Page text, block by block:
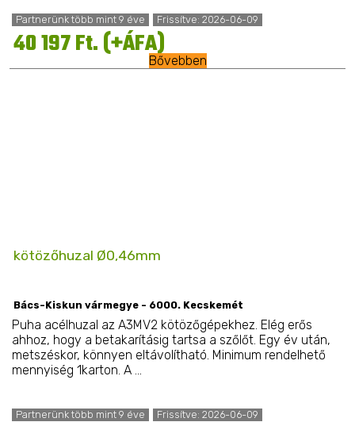
Partnerünk több mint 9 éve Frissítve: 2026-06-09
40 197 Ft. (+ÁFA)Bővebben
kötözőhuzal Ø0,46mm
Bács-Kiskun vármegye - 6000. Kecskemét
Puha acélhuzal az A3MV2 kötözőgépekhez. Elég erős
ahhoz, hogy a betakarításig tartsa a szőlőt. Egy év után,
metszéskor, könnyen eltávolítható. Minimum rendelhető
mennyiség 1karton. A ...
Partnerünk több mint 9 éve Frissítve: 2026-06-09